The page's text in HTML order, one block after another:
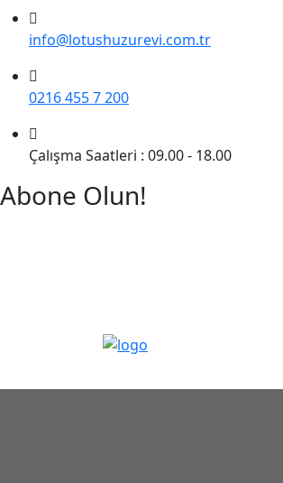
info@lotushuzurevi.com.tr
0216 455 7 200
Çalışma Saatleri : 09.00 - 18.00
Abone Olun!